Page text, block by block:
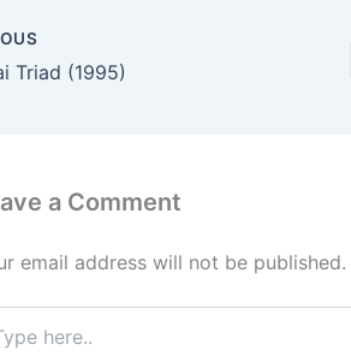
Triad (1995)
a Comment
email address will not be published.